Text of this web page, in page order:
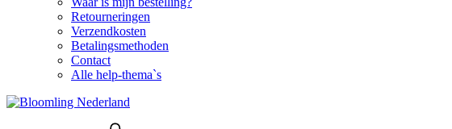
Retourneringen
Verzendkosten
Betalingsmethoden
Contact
Alle help-thema`s